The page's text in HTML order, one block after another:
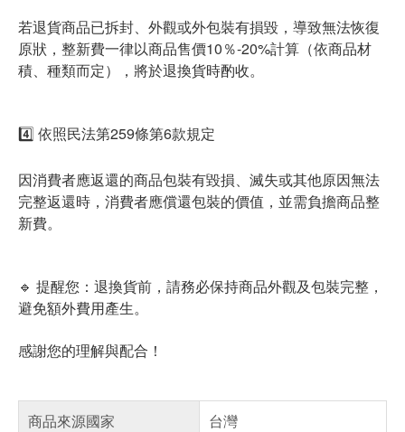
若退貨商品已拆封、外觀或外包裝有損毀，導致無法恢復
原狀，整新費一律以商品售價10％-20%計算（依商品材
積、種類而定），將於退換貨時酌收。
4️⃣ 依照民法第259條第6款規定
因消費者應返還的商品包裝有毀損、滅失或其他原因無法
完整返還時，消費者應償還包裝的價值，並需負擔商品整
新費。
🔹 提醒您：退換貨前，請務必保持商品外觀及包裝完整，
避免額外費用產生。
感謝您的理解與配合！
商品來源國家
台灣